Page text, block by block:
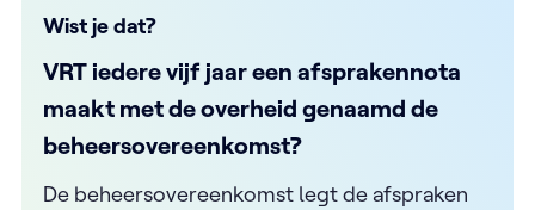
Wist je dat?
VRT iedere vijf jaar een afsprakennota
maakt met de overheid genaamd de
beheersovereenkomst?
De beheersovereenkomst legt de afspraken